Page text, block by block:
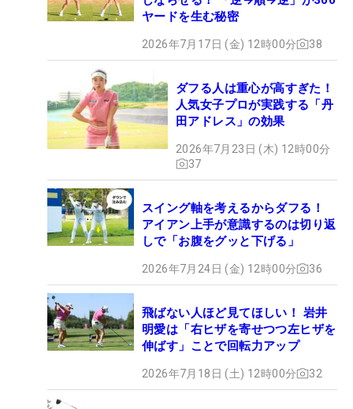
ヤードを生む秘密
2026年7月17日 (金) 12時00分 38
ダフる人は重心が高すぎた！
人気女子プロが実践する「丹
田アドレス」の効果
2026年7月23日 (木) 12時00分
37
スイング軸を考えるからダフる！
アイアン上手が意識するのは切り返
しで「お腹をグッと下げる」
2026年7月24日 (金) 12時00分 36
飛ばない人ほど見てほしい！ 岩井
明愛は「右ヒザを寄せつつ左ヒザを
伸ばす」ことで回転力アップ
2026年7月18日 (土) 12時00分 32